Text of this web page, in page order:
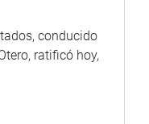
conducido
ratificó hoy,